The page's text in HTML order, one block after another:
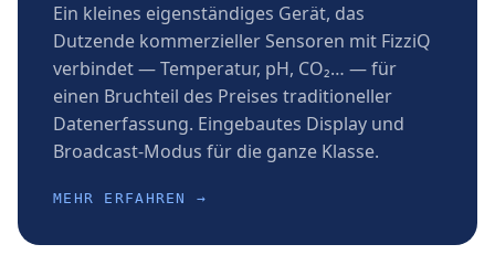
Ein kleines eigenständiges Gerät, das
Dutzende kommerzieller Sensoren mit FizziQ
verbindet — Temperatur, pH, CO₂… — für
einen Bruchteil des Preises traditioneller
Datenerfassung. Eingebautes Display und
Broadcast-Modus für die ganze Klasse.
MEHR ERFAHREN →